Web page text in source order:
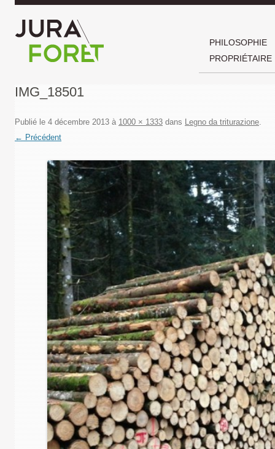
PHILOSOPHIE
PROPRIÉTAIRE
IMG_18501
Publié le 4 décembre 2013 à 1000 × 1333 dans Legno da triturazione.
← Précédent